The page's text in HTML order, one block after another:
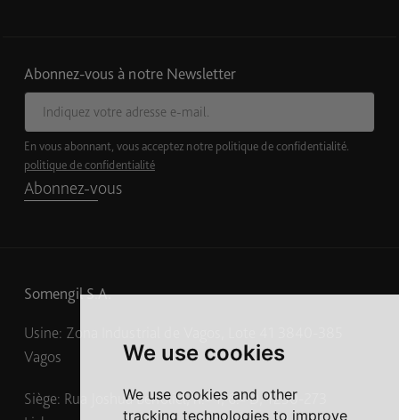
We use cookies
We use cookies and other
tracking technologies to improve
Abonnez-vous à notre Newsletter
E-mail
En vous abonnant, vous acceptez notre politique de confidentialité.
politique de confidentialité
Abonnez-vous
Somengil S.A.
Usine: Zona Industrial de Vagos, Lote 41 3840-385
Vagos
Siège: Rua Joshua Benoliel, n.º 1, 6.º D, 1250-273